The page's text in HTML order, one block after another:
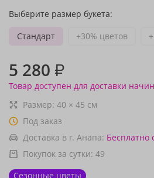
Выберите размер букета:
Стандарт
+30% цветов
5 280 ₽
Товар доступен для доставки
Размер: 40 × 45 см
Под заказ
Доставка в г. Анапа: Бесплатно
Покупок за сутки: 49
Сезонные цветы